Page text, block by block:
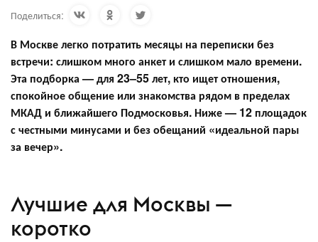
Поделиться:
В Москве легко потратить месяцы на переписки без
встречи: слишком много анкет и слишком мало времени.
Эта подборка — для 23–55 лет, кто ищет отношения,
спокойное общение или знакомства рядом в пределах
МКАД и ближайшего Подмосковья. Ниже — 12 площадок
с честными минусами и без обещаний «идеальной пары
за вечер».
Лучшие для Москвы —
коротко